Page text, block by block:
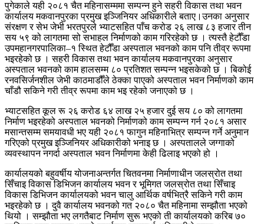
पुगेकाले यही २०८१ चैत महिनासम्ममा सम्पन्न हुने सहरी विकास तथा भवन
कार्यालय मकवानपुरका प्रमुख इञ्जिनियर अधिकारीले बताए।उनका अनुसार
संरक्षण र सेभ जेभी भरतपुरले भ्याटसहित पाँच करोड २६ लाख ८३ हजार तीन
सय ५९ को लागतमा सो सभाहल निर्माणको काम गरिरहेको छ । त्यस्तै हेटौँडा
उपमहानगरपालिका–१ स्थित हेटौँडा अस्पताल भवनको काम पनि तीव्र रूपमा
भइरहेको छ । सहरी विकास तथा भवन कार्यालय मकवानपुरका अनुसार
अस्पताल भवनको काम हालसम्म ८० प्रतिशत सम्पन्न भइसकेको छ । बिकोई
रनवसिर्जनशील जेभी काठमाडौँले ठेक्का पाएको अस्पताल भवन निर्माणको काम
चाँडौ सकिने गरी तीव्र रूपमा काम भइ रहेको जनाएको छ ।
भ्याटसहित कूल रू २६ करोड ६४ लाख २५ हजार दुई सय ८० को लागतमा
निर्माण भइरहेको अस्पताल भवनको निर्माणको काम सम्पन्न गर्न २०८१ असार
मसान्तसम्म समयावधी भए यही २०८१ फागुन महिनाभित्र सम्पन्न गर्ने अनुमान
गरिएको प्रमुख इञ्जिनियर अधिकारीको भनाइ छ । अस्पतालले जग्गाको
व्यवस्थापन नगर्दा अस्पताल भवन निर्माणमा केही ढिलाइ भएको हो ।
कार्यालयको बहुवर्षीय योजनाअन्तर्गत चितवनमा निर्माणाधीन जलस्रोत तथा
सिँचाइ विकास डिभिजन कार्यालय भवन र भूमिगत जलस्रोत तथा सिँचाइ
विकास डिभिजन कार्यालयको भवन चालु आर्थिक वर्षभित्रै सकिने गरी काम
भइरहेको छ । दुवै कार्यालय भवनको गत २०८० चैत महिनामा सम्झौता भएको
थियो । सम्झौता भए लगतैबाट निर्माण सुरू भएको ती कार्यालयको करिब ७०